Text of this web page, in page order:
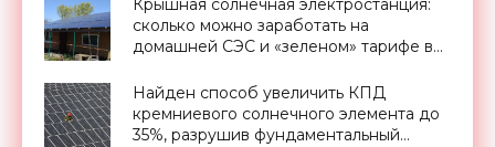
Крышная солнечная электростанция:
сколько можно заработать на
домашней СЭС и «зеленом» тарифе в
Найден способ увеличить КПД
кремниевого солнечного элемента до
35%, разрушив фундаментальный